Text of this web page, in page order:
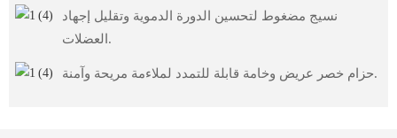
نسيج مضغوط لتحسين الدورة الدموية وتقليل إجهاد
العضلات.
حزام خصر عريض وخامة قابلة للتمدد لملاءمة مريحة وآمنة.